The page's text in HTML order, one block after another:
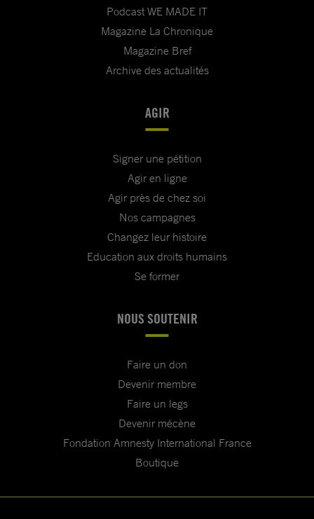
Podcast WE MADE IT
Magazine La Chronique
Magazine Bref
Archive des actualités
AGIR
Signer une pétition
Agir en ligne
Agir près de chez soi
Nos campagnes
Changez leur histoire
Education aux droits humains
Se former
NOUS SOUTENIR
Faire un don
Devenir membre
Faire un legs
Devenir mécène
Fondation Amnesty International France
Boutique